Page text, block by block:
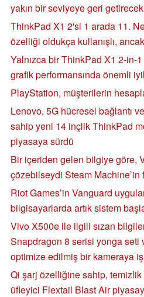
yakın bir seviyeye geri
ThinkPad X1 2'si 1 arada 11.
özelliği oldukça kullanışlı,
Yalnızca bir ThinkPad X1 2-in-
grafik performansında önemli
PlayStation, müşterilerin
Lenovo, 5G hücresel bağlantı
sahip yeni 14 inçlik ThinkPad
piyasaya sürdü
Bir içeriden gelen bilgiye göre,
çözebilseydi Steam Machine’in
Riot Games’in Vanguard
bilgisayarlarda artık sistem
Vivo X500e ile ilgili sızan
Snapdragon 8 serisi yonga seti
optimize edilmiş bir kameraya
Qi şarj özelliğine sahip, temizlik
üfleyici Flextail Blast Air